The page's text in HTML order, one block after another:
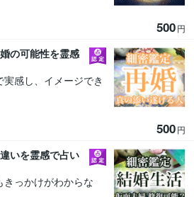
500円
の可能性を霊感
感し、イメージでき
500円
いを霊感で占い
っかけがわからな